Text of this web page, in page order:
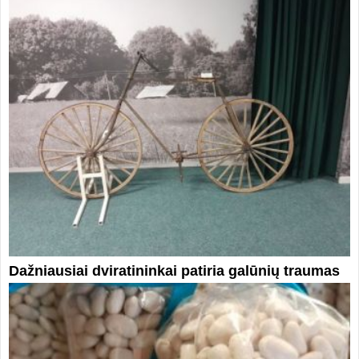
Dažniausiai dviratininkai patiria galūnių traumas